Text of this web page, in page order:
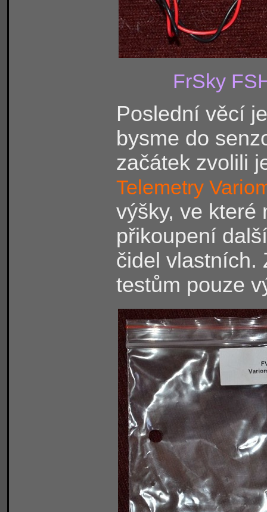
FrSky
Poslední věcí
bysme do
začátek zvolili
Telemetry
výšky, ve které
přikoupení
čidel vlastních.
testům pouze